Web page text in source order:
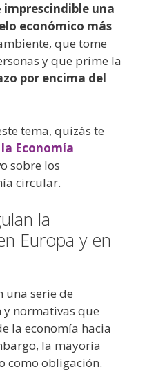
imprescindible una
económico más
que tome
y que prime la
por encima del
tema, quizás te
Economía
sobre los
circular.
la
Europa y en
una serie de
y normativas que
la economía hacia
la mayoría
como obligación.